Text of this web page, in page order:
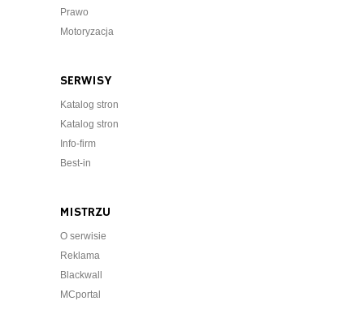
Prawo
Motoryzacja
SERWISY
Katalog stron
Katalog stron
Info-firm
Best-in
MISTRZU
O serwisie
Reklama
Blackwall
MCportal